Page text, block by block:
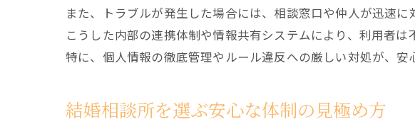
結婚相談
複数連盟利用
結婚相談
結婚相談
また、トラブルが発生した場合には、相談窓口や仲人が迅速に
こうした内部の連携体制や情報共有システムにより、利用者は
特に、個人情報の徹底管理やルール違反への厳しい対処が、安
結婚相談所を選ぶ安心な体制の見極め方